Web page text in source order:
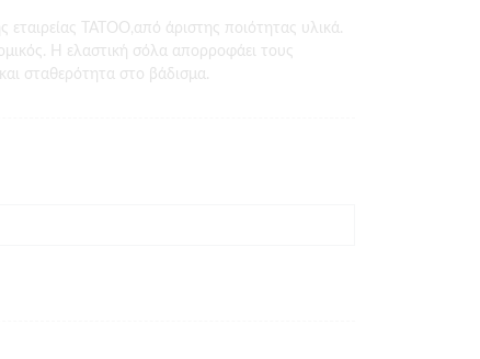
εταιρείας TATOO,από άριστης ποιότητας υλικά.
Η ελαστική σόλα απορροφάει τους
σταθερότητα στο βάδισμα.